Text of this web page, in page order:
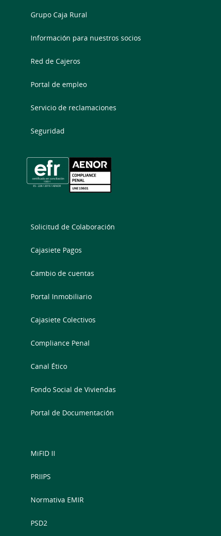
Grupo Caja Rural
Información para nuestros socios
Red de Cajeros
Portal de empleo
Servicio de reclamaciones
Seguridad
Solicitud de Colaboración
Cajasiete Pagos
Cambio de cuentas
Portal Inmobiliario
Cajasiete Colectivos
Compliance Penal
Canal Ético
Fondo Social de Viviendas
Portal de Documentación
MiFID II
PRIIPS
Normativa EMIR
PSD2